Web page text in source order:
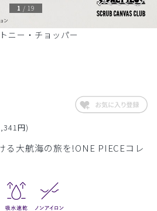
ニー・チョッパー
1 / 19
円)
る大航海の旅を!ONE PIECEコレ